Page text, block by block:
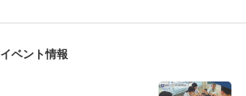
ベント情報